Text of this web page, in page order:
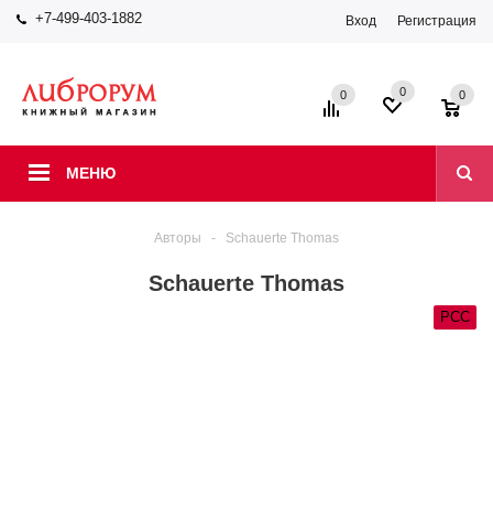
+7-499-403-1882 Вход Регистрация
МЕНЮ
0 0 0
Авторы - Schauerte Thomas
Schauerte Thomas
РСС